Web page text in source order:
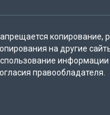
копирование,
на другие
информации
правообладателя.